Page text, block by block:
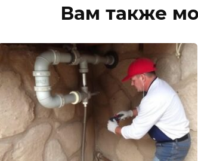
Вам также